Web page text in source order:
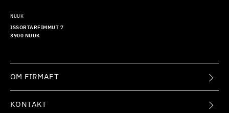
NUUK
ISSORTARFIMMUT 7
3900 NUUK
OM FIRMAET
KONTAKT